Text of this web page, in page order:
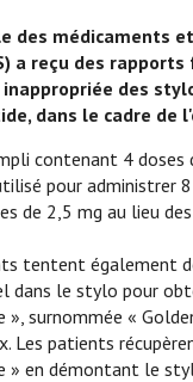
des médicaments
a reçu des
des
dans le cadre de
contenant 4 doses
pour administrer
de 2,5 mg au lieu
tentent également
dans le stylo pour
», surnommée «
Les patients
» en démontant le